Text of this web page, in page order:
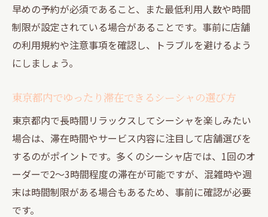
早めの予約が必須であること、また最低利用人数や時間
制限が設定されている場合があることです。事前に店舗
の利用規約や注意事項を確認し、トラブルを避けるよう
にしましょう。
東京都内でゆったり滞在できるシーシャの選び方
東京都内で長時間リラックスしてシーシャを楽しみたい
場合は、滞在時間やサービス内容に注目して店舗選びを
するのがポイントです。多くのシーシャ店では、1回のオ
ーダーで2〜3時間程度の滞在が可能ですが、混雑時や週
末は時間制限がある場合もあるため、事前に確認が必要
です。